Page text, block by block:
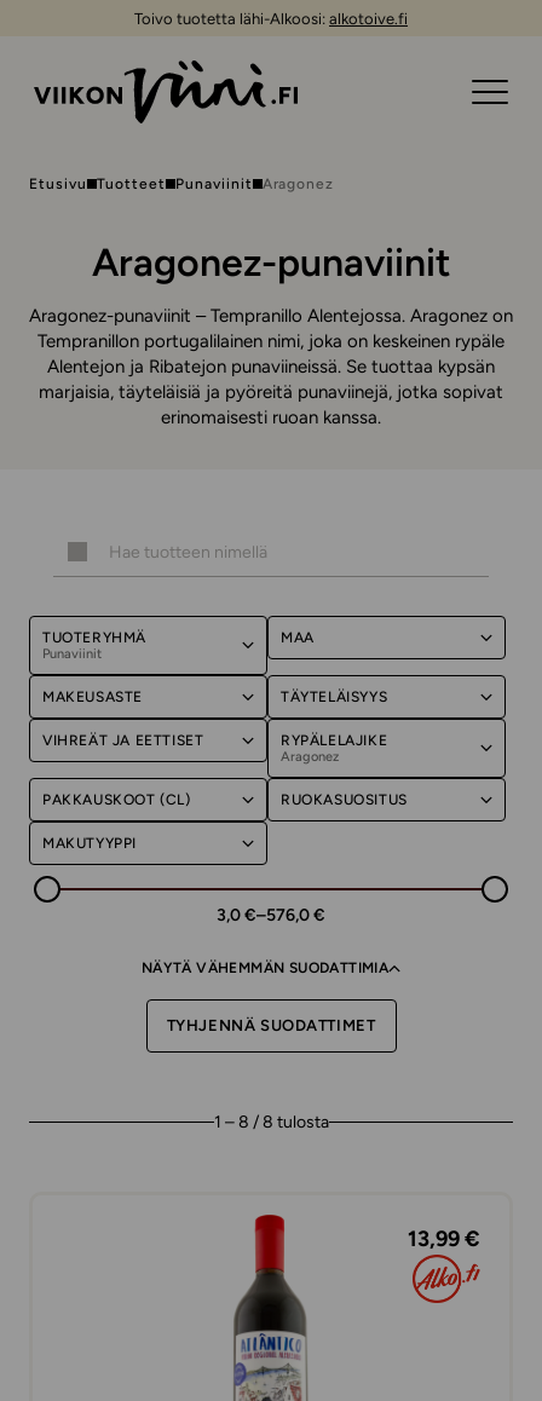
Toivo tuotetta lähi-Alkoosi: alkotoive.fi
Etusivu Tuotteet Punaviinit Aragonez
Aragonez-punaviinit
Aragonez-punaviinit – Tempranillo Alentejossa. Aragonez on
Tempranillon portugalilainen nimi, joka on keskeinen rypäle
Alentejon ja Ribatejon punaviineissä. Se tuottaa kypsän
marjaisia, täyteläisiä ja pyöreitä punaviinejä, jotka sopivat
erinomaisesti ruoan kanssa.
TUOTERYHMÄ
Punaviinit
MAA
MAKEUSASTE TÄYTELÄISYYS
VIHREÄT JA EETTISET RYPÄLELAJIKE
Aragonez
PAKKAUSKOOT (CL) RUOKASUOSITUS
MAKUTYYPPI
3,0 €–576,0 €
NÄYTÄ VÄHEMMÄN SUODATTIMIA
TYHJENNÄ SUODATTIMET
1 – 8 / 8 tulosta
13,99 €